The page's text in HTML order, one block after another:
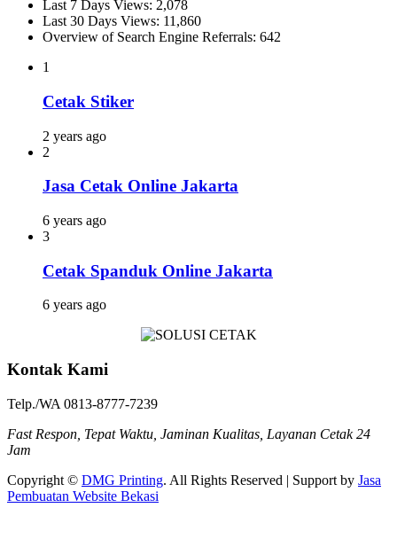
Last 7 Days Views: 2,078
Last 30 Days Views: 11,860
Overview of Search Engine Referrals: 642
1
Cetak Stiker
2 years ago
2
Jasa Cetak Online Jakarta
6 years ago
3
Cetak Spanduk Online Jakarta
6 years ago
Kontak Kami
Telp./WA 0813-8777-7239
Fast Respon, Tepat Waktu, Jaminan Kualitas, Layanan Cetak 24
Jam
Copyright © DMG Printing. All Rights Reserved | Support by Jasa
Pembuatan Website Bekasi